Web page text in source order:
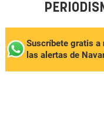
Suscríbete gratis a
las alertas de